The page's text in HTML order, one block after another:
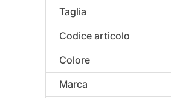
Taglia
Codice articolo
Colore
Marca